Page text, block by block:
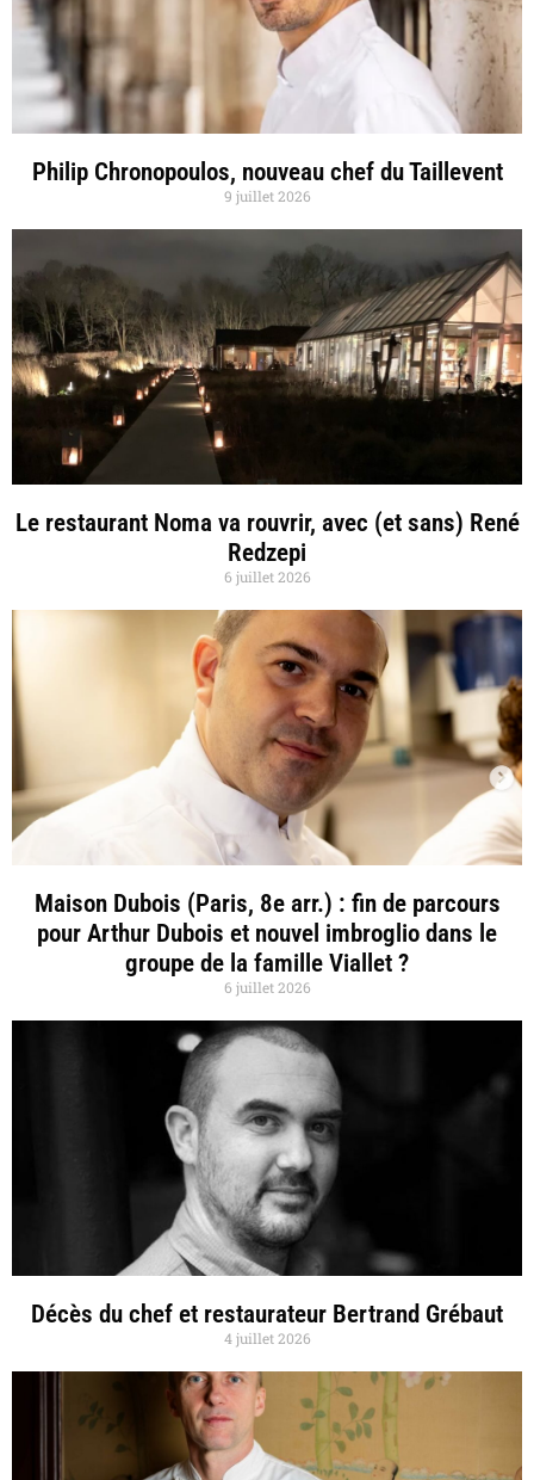
Philip Chronopoulos, nouveau chef du Taillevent
9 juillet 2026
Le restaurant Noma va rouvrir, avec (et sans) René
Redzepi
6 juillet 2026
Maison Dubois (Paris, 8e arr.) : fin de parcours
pour Arthur Dubois et nouvel imbroglio dans le
groupe de la famille Viallet ?
6 juillet 2026
Décès du chef et restaurateur Bertrand Grébaut
4 juillet 2026